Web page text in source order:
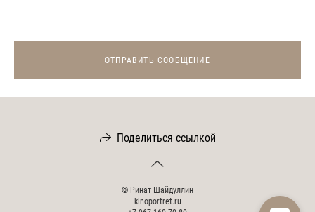
ОТПРАВИТЬ СООБЩЕНИЕ
Поделиться ссылкой
© Ринат Шайдуллин
kinoportret.ru